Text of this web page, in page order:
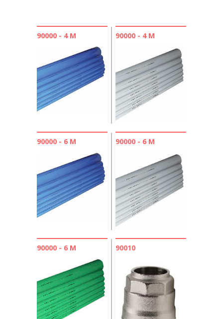
90000 - 4 М 90000 - 4 М
90000 - 6 М 90000 - 6 М
90000 - 6 М 90010